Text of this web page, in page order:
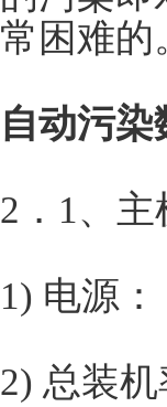
常困难的
自动污
2．1、
1) 电源
2) 总装